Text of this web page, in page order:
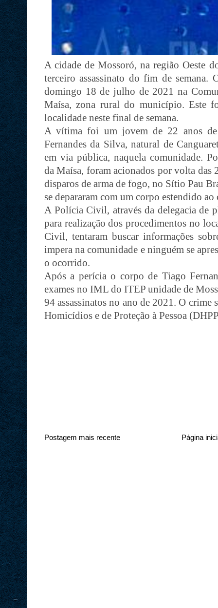
A cidade de Mossoró, na região Oeste
terceiro assassinato do fim de semana.
domingo 18 de julho de 2021 na
Maísa, zona rural do município. Este
localidade neste final de semana.
A vítima foi um jovem de 22 anos
Fernandes da Silva, natural de
em via pública, naquela comunidade.
da Maísa, foram acionados por volta das
disparos de arma de fogo, no Sítio Pau
se depararam com um corpo estendido ao
A Polícia Civil, através da delegacia de
para realização dos procedimentos no
Civil, tentaram buscar informações
impera na comunidade e ninguém se
o ocorrido.
Após a perícia o corpo de Tiago
exames no IML do ITEP unidade de
94 assassinatos no ano de 2021. O crime
Homicídios e de Proteção à Pessoa
Postagem mais recente Página